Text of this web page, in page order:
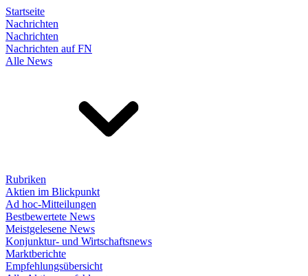
Startseite
Nachrichten
Nachrichten
Nachrichten auf FN
Alle News
Rubriken
Aktien im Blickpunkt
Ad hoc-Mitteilungen
Bestbewertete News
Meistgelesene News
Konjunktur- und Wirtschaftsnews
Marktberichte
Empfehlungsübersicht